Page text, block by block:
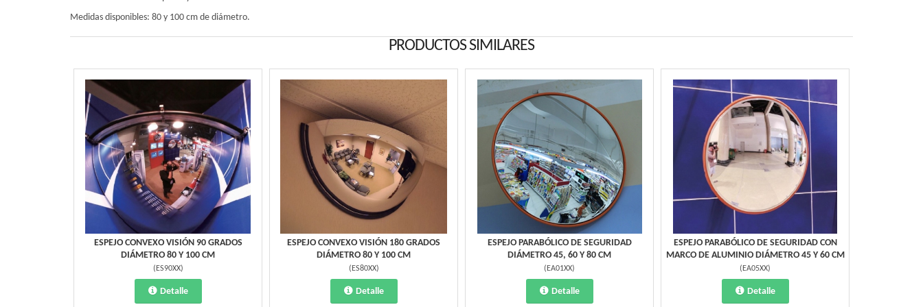
Medidas disponibles: 80 y 100 cm de diámetro.
PRODUCTOS SIMILARES
ESPEJO CONVEXO VISIÓN 90 GRADOS
DIÁMETRO 80 Y 100 CM
( ES90XX)
Detalle
ESPEJO CONVEXO VISIÓN 180 GRADOS
DIÁMETRO 80 Y 100 CM
( ES80XX)
Detalle
ESPEJO PARABÓLICO DE SEGURIDAD
DIÁMETRO 45, 60 Y 80 CM
( EA01XX)
Detalle
ESPEJO PARABÓLICO DE SEGURIDAD CON
MARCO DE ALUMINIO DIÁMETRO 45 Y 60 CM
( EA05XX)
Detalle